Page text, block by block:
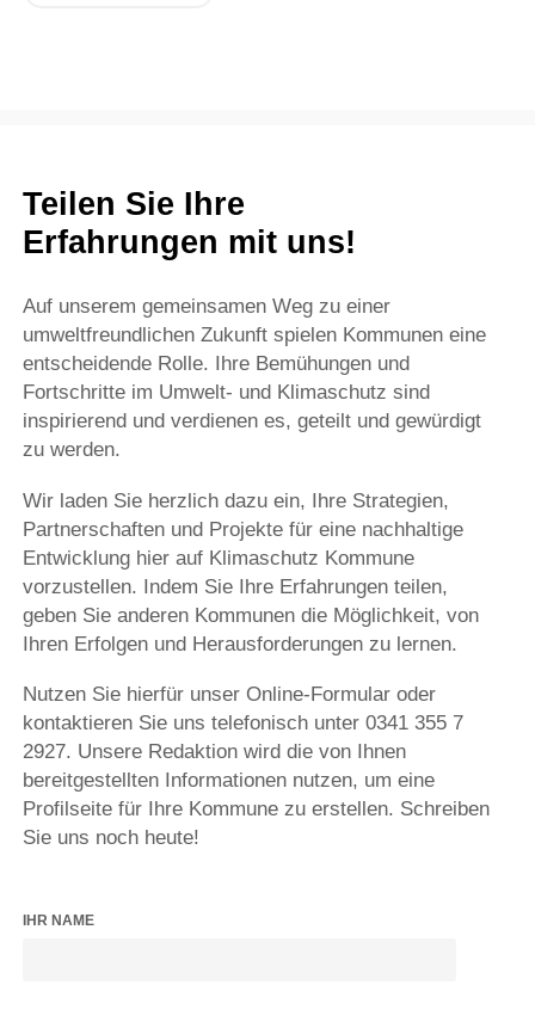
Teilen Sie Ihre
Erfahrungen mit uns!
Auf unserem gemeinsamen Weg zu einer
umweltfreundlichen Zukunft spielen Kommunen eine
entscheidende Rolle. Ihre Bemühungen und
Fortschritte im Umwelt- und Klimaschutz sind
inspirierend und verdienen es, geteilt und gewürdigt
zu werden.
Wir laden Sie herzlich dazu ein, Ihre Strategien,
Partnerschaften und Projekte für eine nachhaltige
Entwicklung hier auf Klimaschutz Kommune
vorzustellen. Indem Sie Ihre Erfahrungen teilen,
geben Sie anderen Kommunen die Möglichkeit, von
Ihren Erfolgen und Herausforderungen zu lernen.
Nutzen Sie hierfür unser Online-Formular oder
kontaktieren Sie uns telefonisch unter 0341 355 7
2927. Unsere Redaktion wird die von Ihnen
bereitgestellten Informationen nutzen, um eine
Profilseite für Ihre Kommune zu erstellen. Schreiben
Sie uns noch heute!
IHR NAME